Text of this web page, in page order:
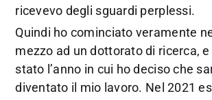
ricevevo degli sguardi perplessi.
Quindi ho cominciato veramente
mezzo ad un dottorato di ricerca, e
stato l’anno in cui ho deciso che
diventato il mio lavoro. Nel 2021